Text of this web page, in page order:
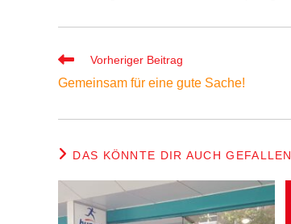
Weitere
ansehen
Vorheriger Beitrag
Gemeinsam für eine gute Sache!
DAS KÖNNTE DIR AUCH GEFALLEN